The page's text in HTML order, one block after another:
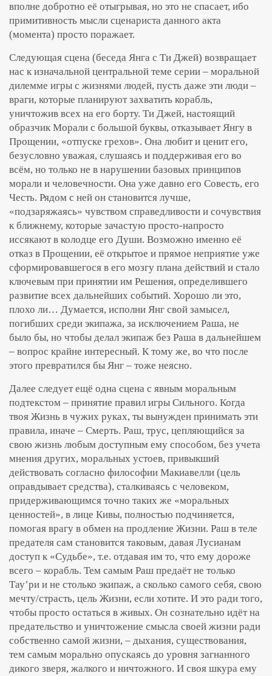
вполне добротно её отыгрывая, но это не спасает, ибо
примитивность мысли сценариста данного акта
(момента) просто поражает.
Следующая сцена (беседа Янга с Ти Джей) возвращает
нас к изначальной центральной теме серии – моральной
дилемме игры с жизнями людей, пусть даже эти люди –
враги, которые планируют захватить корабль,
уничтожив всех на его борту. Ти Джей, настоящий
образчик Морали с большой буквы, отказывает Янгу в
Прощении, «отпуске грехов». Она любит и ценит его,
безусловно уважая, слушаясь и поддерживая его во
всём, но только не в нарушении базовых принципов
морали и человечности. Она уже давно его Совесть, его
Честь. Рядом с ней он становится лучше,
«подзаряжаясь» чувством справедливости и сочувствия
к ближнему, которые зачастую просто-напросто
иссякают в колодце его Души. Возможно именно её
отказ в Прощении, её открытое и прямое неприятие уже
сформировавшегося в его мозгу плана действий и стало
ключевым при принятии им Решения, определившего
развитие всех дальнейших событий. Хорошо ли это,
плохо ли… Думается, исполни Янг свой замысел,
погибших среди экипажа, за исключением Раша, не
было бы, но чтобы делал экипаж без Раша в дальнейшем
– вопрос крайне интересный. К тому же, во что после
этого превратился бы Янг – тоже неясно.
Далее следует ещё одна сцена с явным моральным
подтекстом – принятие правил игры Сильного. Когда
твоя Жизнь в чужих руках, ты вынужден принимать эти
правила, иначе – Смерть. Раш, трус, цепляющийся за
свою жизнь любым доступным ему способом, без учета
мнения других, моральных устоев, привыкший
действовать согласно философии Макиавелли (цель
оправдывает средства), сталкиваясь с человеком,
придерживающимся точно таких же «моральных
ценностей», в лице Кивы, полностью подчиняется,
помогая врагу в обмен на продление Жизни. Раш в теле
предателя сам становится таковым, давая Луcианам
доступ к «Судьбе», т.е. отдавая им то, что ему дороже
всего – корабль. Тем самым Раш предаёт не только
Тау’ри и не столько экипаж, а сколько самого себя, свою
мечту/страсть, цель Жизни, если хотите. И это ради того,
чтобы просто остаться в живых. Он сознательно идёт на
предательство и уничтожение смысла своей жизни ради
собственно самой жизни, – дыхания, существования,
тем самым морально опускаясь до уровня загнанного
дикого зверя, жалкого и ничтожного. И своя шкура ему